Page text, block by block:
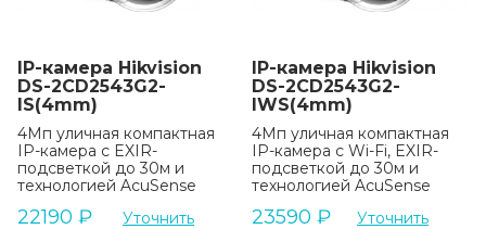
IP-камера Hikvision
DS-2CD2543G2-
IS(4mm)
4Мп уличная компактная
IP-камера с EXIR-
подсветкой до 30м и
технологией AcuSense
22190 ₽ Уточнить
IP-камера Hikvision
DS-2CD2543G2-
IWS(4mm)
4Мп уличная компактная
IP-камера с Wi-Fi, EXIR-
подсветкой до 30м и
технологией AcuSense
23590 ₽ Уточнить